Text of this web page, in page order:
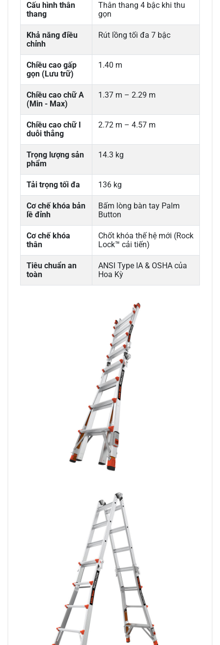
Cấu hình thân
thang
Thân thang 4 bậc khi thu
gọn
Khả năng điều
chỉnh
Rút lồng tối đa 7 bậc
Chiều cao gấp
gọn (Lưu trữ)
1.40 m
Chiều cao chữ A
(Min - Max)
1.37 m – 2.29 m
Chiều cao chữ I
duỗi thẳng
2.72 m – 4.57 m
Trọng lượng sản
phẩm
14.3 kg
Tải trọng tối đa 136 kg
Cơ chế khóa bản
lề đỉnh
Bấm lòng bàn tay Palm
Button
Cơ chế khóa
thân
Chốt khóa thế hệ mới (Rock
Lock™ cải tiến)
Tiêu chuẩn an
toàn
ANSI Type IA & OSHA của
Hoa Kỳ